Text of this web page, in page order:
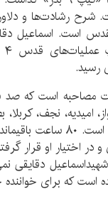
شرح رشادت‌ها و
است. اسماعیل
رسید.
بدر» ماحصل ۱۸۰ ساعت
امیدیه، نجف، کربلا،
و همرزمان شهید
اختیار او قرار
دقایقی
که برای